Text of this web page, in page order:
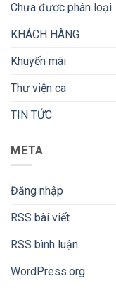
Chưa được phân loại
KHÁCH HÀNG
Khuyến mãi
Thư viện ca
TIN TỨC
META
Đăng nhập
RSS bài viết
RSS bình luận
WordPress.org